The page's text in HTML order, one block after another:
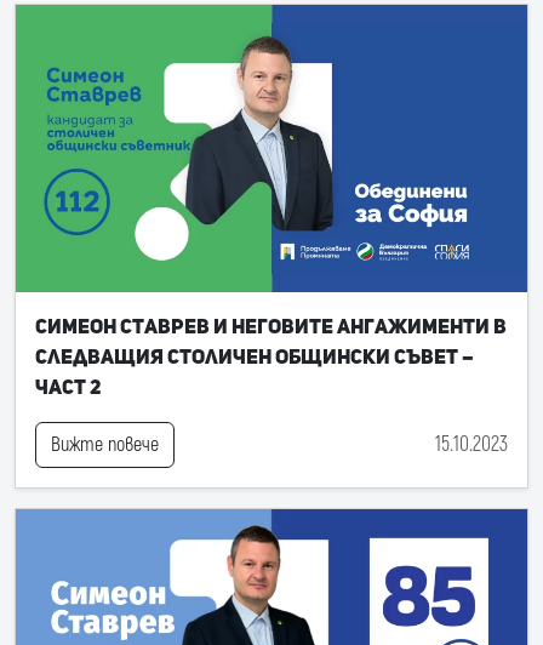
Симеон Ставрев и неговите ангажименти в
следващия Столичен общински съвет –
част 2
Вижте повече 15.10.2023